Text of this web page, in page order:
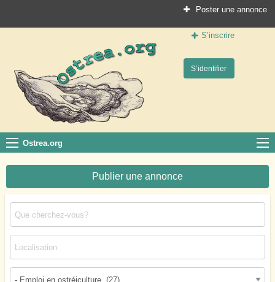
Poster une annonce
S’inscrire
S’identifier
Ostrea.org
Le site des professionnels de la conchyliculture
Ostrea.org
Publier une annonce